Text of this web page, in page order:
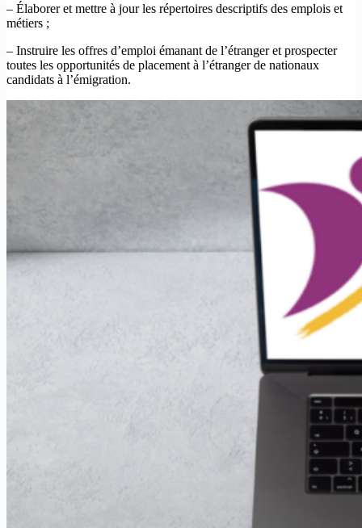
– Élaborer et mettre à jour les répertoires descriptifs des emplois et
métiers ;
– Instruire les offres d’emploi émanant de l’étranger et prospecter
toutes les opportunités de placement à l’étranger de nationaux
candidats à l’émigration.